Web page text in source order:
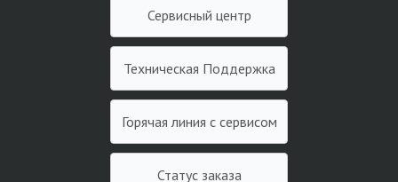
Сервисный центр
Техническая Поддержка
Горячая линия с сервисом
Статус заказа